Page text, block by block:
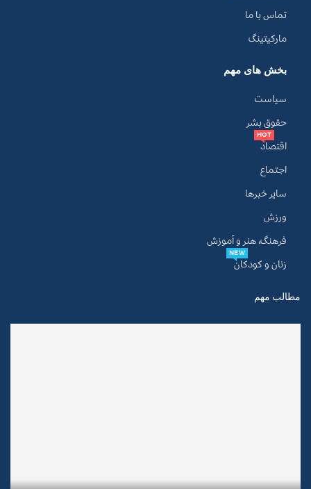
تماس با ما
مارکیتینگ
بخش های مهم
سیاست
حقوق بشر
اقتصاد
HOT
اجتماع
سایر خبرها
ورزش
فرهنگ، هنر و آموزش
زنان و کودکان
NEW
مطالب مهم